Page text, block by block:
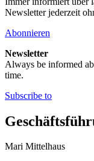
Newsletter jederzeit
Abonnieren
Newsletter
Always be informed
time.
Subscribe to
Mari Mittelhaus